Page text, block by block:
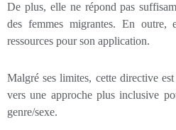
De plus, elle ne répond pas
des femmes migrantes. En outre,
ressources pour son application.
Malgré ses limites, cette directive
vers une approche plus inclusive
genre/sexe.